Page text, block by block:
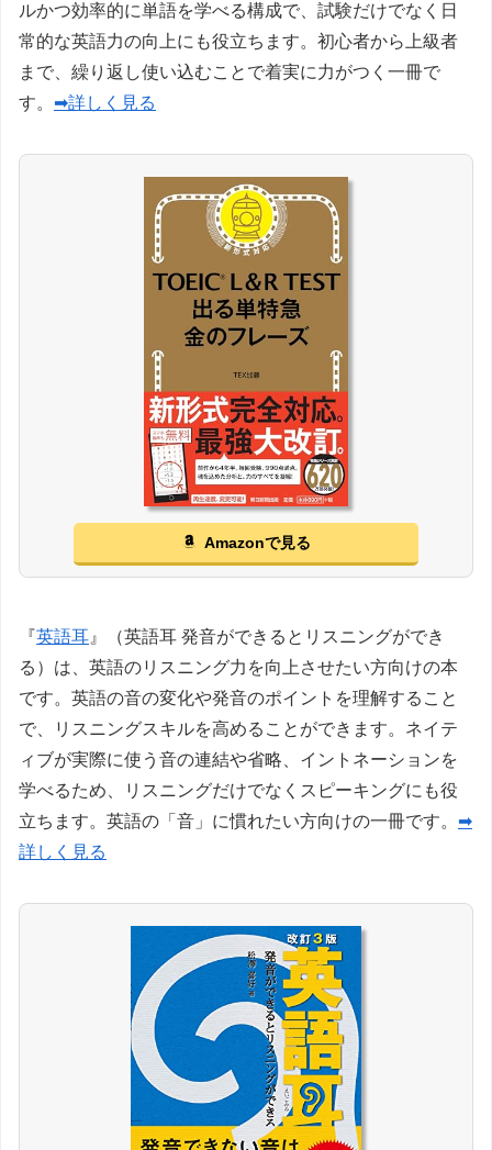
ルかつ効率的に単語を学べる構成で、試験だけでなく日
常的な英語力の向上にも役立ちます。初心者から上級者
まで、繰り返し使い込むことで着実に力がつく一冊で
す。 ➡詳しく見る
Amazonで見る
『英語耳 』（英語耳 発音ができるとリスニングができ
る）は、英語のリスニング力を向上させたい方向けの本
です。英語の音の変化や発音のポイントを理解すること
で、リスニングスキルを高めることができます。ネイテ
ィブが実際に使う音の連結や省略、イントネーションを
学べるため、リスニングだけでなくスピーキングにも役
立ちます。英語の「音」に慣れたい方向けの一冊です。 ➡
詳しく見る